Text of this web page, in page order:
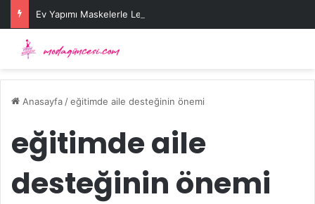
Ev Yapımı Maskelerle Leke Sorununa Çözüm Önerileri
Anasayfa /eğitimde aile desteğinin önemi
eğitimde aile
desteğinin önemi